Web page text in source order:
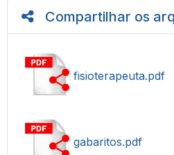
Compartilhar os
fisioterapeuta.pdf
gabaritos.pdf